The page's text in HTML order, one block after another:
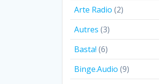
Arte Radio (2)
Autres (3)
Basta! (6)
Binge.Audio (9)